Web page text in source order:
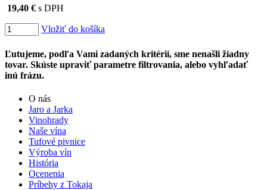
19,40 € s DPH
Vložiť do košíka
Ľutujeme, podľa Vami zadaných kritérií, sme nenašli žiadny
tovar. Skúste upraviť parametre filtrovania, alebo vyhľadať
inú frázu.
O nás
Jaro a Jarka
Vinohrady
Naše vína
Tufové pivnice
Výroba vín
História
Ocenenia
Príbehy z Tokaja